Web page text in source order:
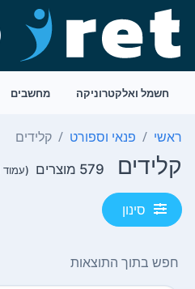
חשמל ואלקטרוניקה מחשבים
ראשי פנאי וספורט קלידים
קלידים 579 מוצרים (עמוד 1 מתוך 13)
סינון
חפש בתוך התוצאות